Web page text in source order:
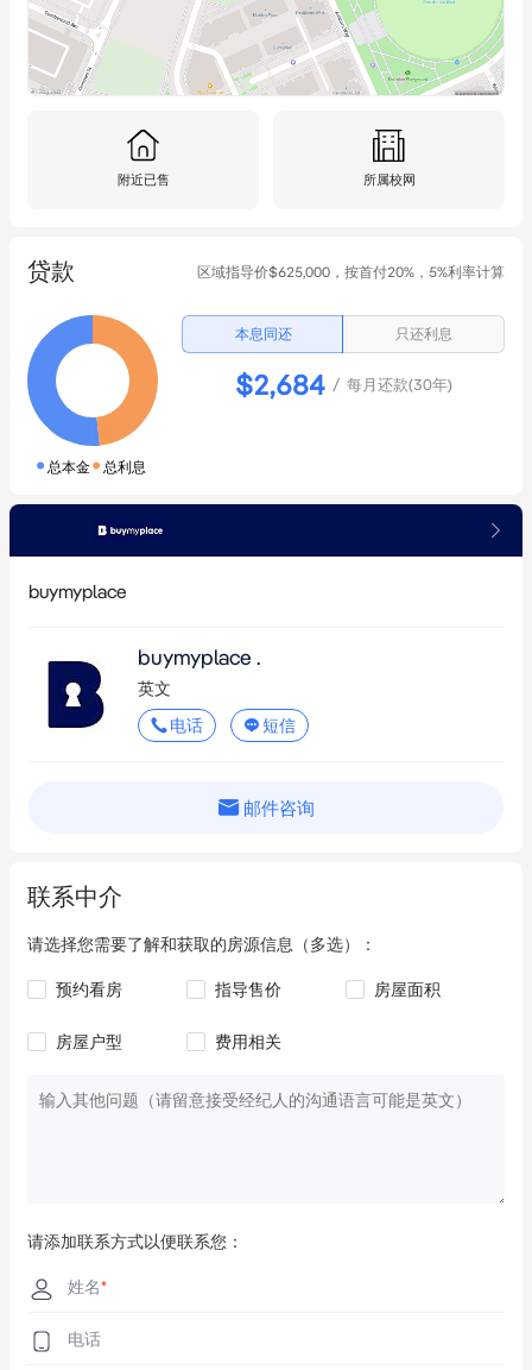
storage cage next to the car parking space
~ On-site Building management offering maintenance portal
Water Rates: $172 p/q approx.
Council Rates: $473 p/q approx.
附近已售 所属校网
贷款 区域指导价$625,000，按首付20%，5%利率计算
·总本金·总利息
本息同还 只还利息
$2,684/ 每月还款(30年)
buymyplace
buymyplace .
英文
电话
短信
邮件咨询
联系中介
请选择您需要了解和获取的房源信息（多选）：
预约看房 指导售价 房屋面积
房屋户型 费用相关
请添加联系方式以便联系您：
姓名*
电话